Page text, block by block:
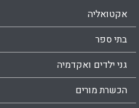
אקטואליה
בתי ספר
גני ילדים ואקדמיה
הכשרת מורים